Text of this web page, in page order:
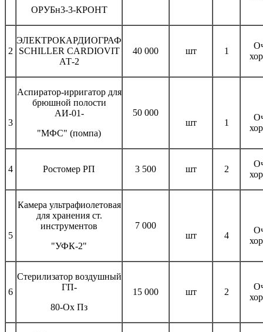
ОРУБн3-3-КРОНТ
2
ЭЛЕКТРОКАРДИОГРАФ
SCHILLER CARDIOVIT
АТ-2
40 000 шт 1
3
Аспиратор-ирригатор для
брюшной полости
АИ-01-
"МФС" (помпа)
50 000
шт
1
4 Ростомер РП 3 500 шт 2
5
Камера ультрафиолетовая
для хранения ст.
инструментов
"УФК-2"
7 000
шт
4
6
Стерилизатор воздушный
ГП-
80-Ох Пз
15 000 шт 2